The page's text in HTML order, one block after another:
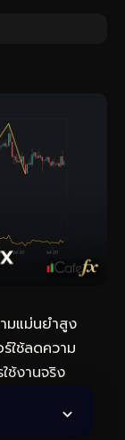
มแม่นยำสูง
ใช้ลดความ
ช้งานจริง